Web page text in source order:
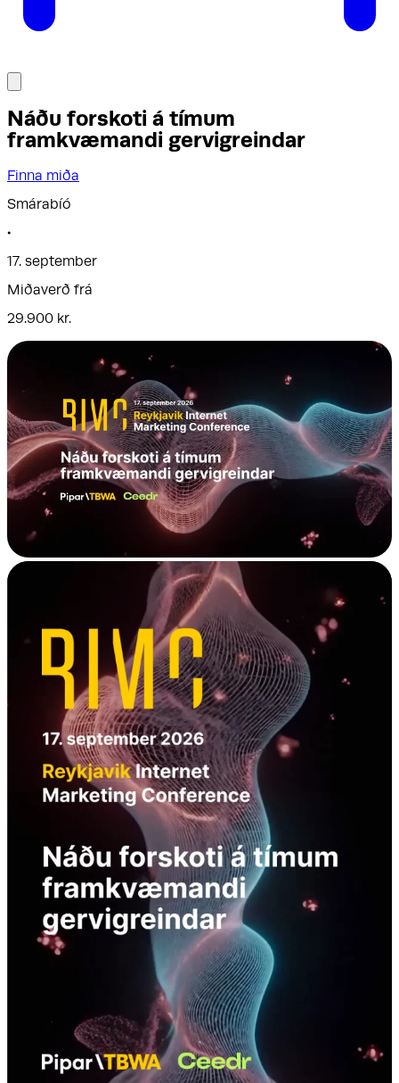
Náðu forskoti á tímum
framkvæmandi gervigreindar
Finna miða
Smárabíó
•
17. september
Miðaverð frá
29.900 kr.